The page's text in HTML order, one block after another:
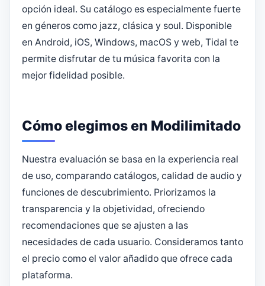
opción ideal. Su catálogo es especialmente fuerte
en géneros como jazz, clásica y soul. Disponible
en Android, iOS, Windows, macOS y web, Tidal te
permite disfrutar de tu música favorita con la
mejor fidelidad posible.
Cómo elegimos en Modilimitado
Nuestra evaluación se basa en la experiencia real
de uso, comparando catálogos, calidad de audio y
funciones de descubrimiento. Priorizamos la
transparencia y la objetividad, ofreciendo
recomendaciones que se ajusten a las
necesidades de cada usuario. Consideramos tanto
el precio como el valor añadido que ofrece cada
plataforma.